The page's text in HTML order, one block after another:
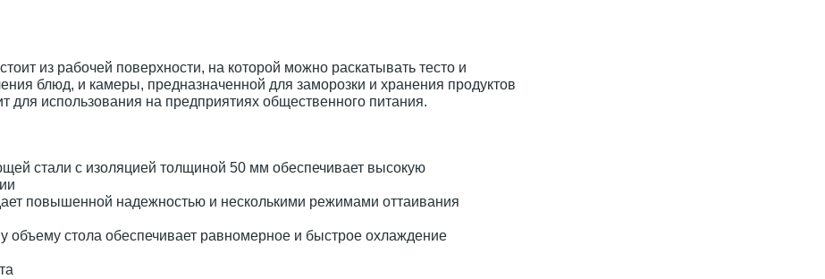
из рабочей поверхности, на которой можно раскатывать тесто и
блюд, и камеры, предназначенной для заморозки и хранения продуктов
для использования на предприятиях общественного питания.
стали с изоляцией толщиной 50 мм обеспечивает высокую
повышенной надежностью и несколькими режимами оттаивания
объему стола обеспечивает равномерное и быстрое охлаждение